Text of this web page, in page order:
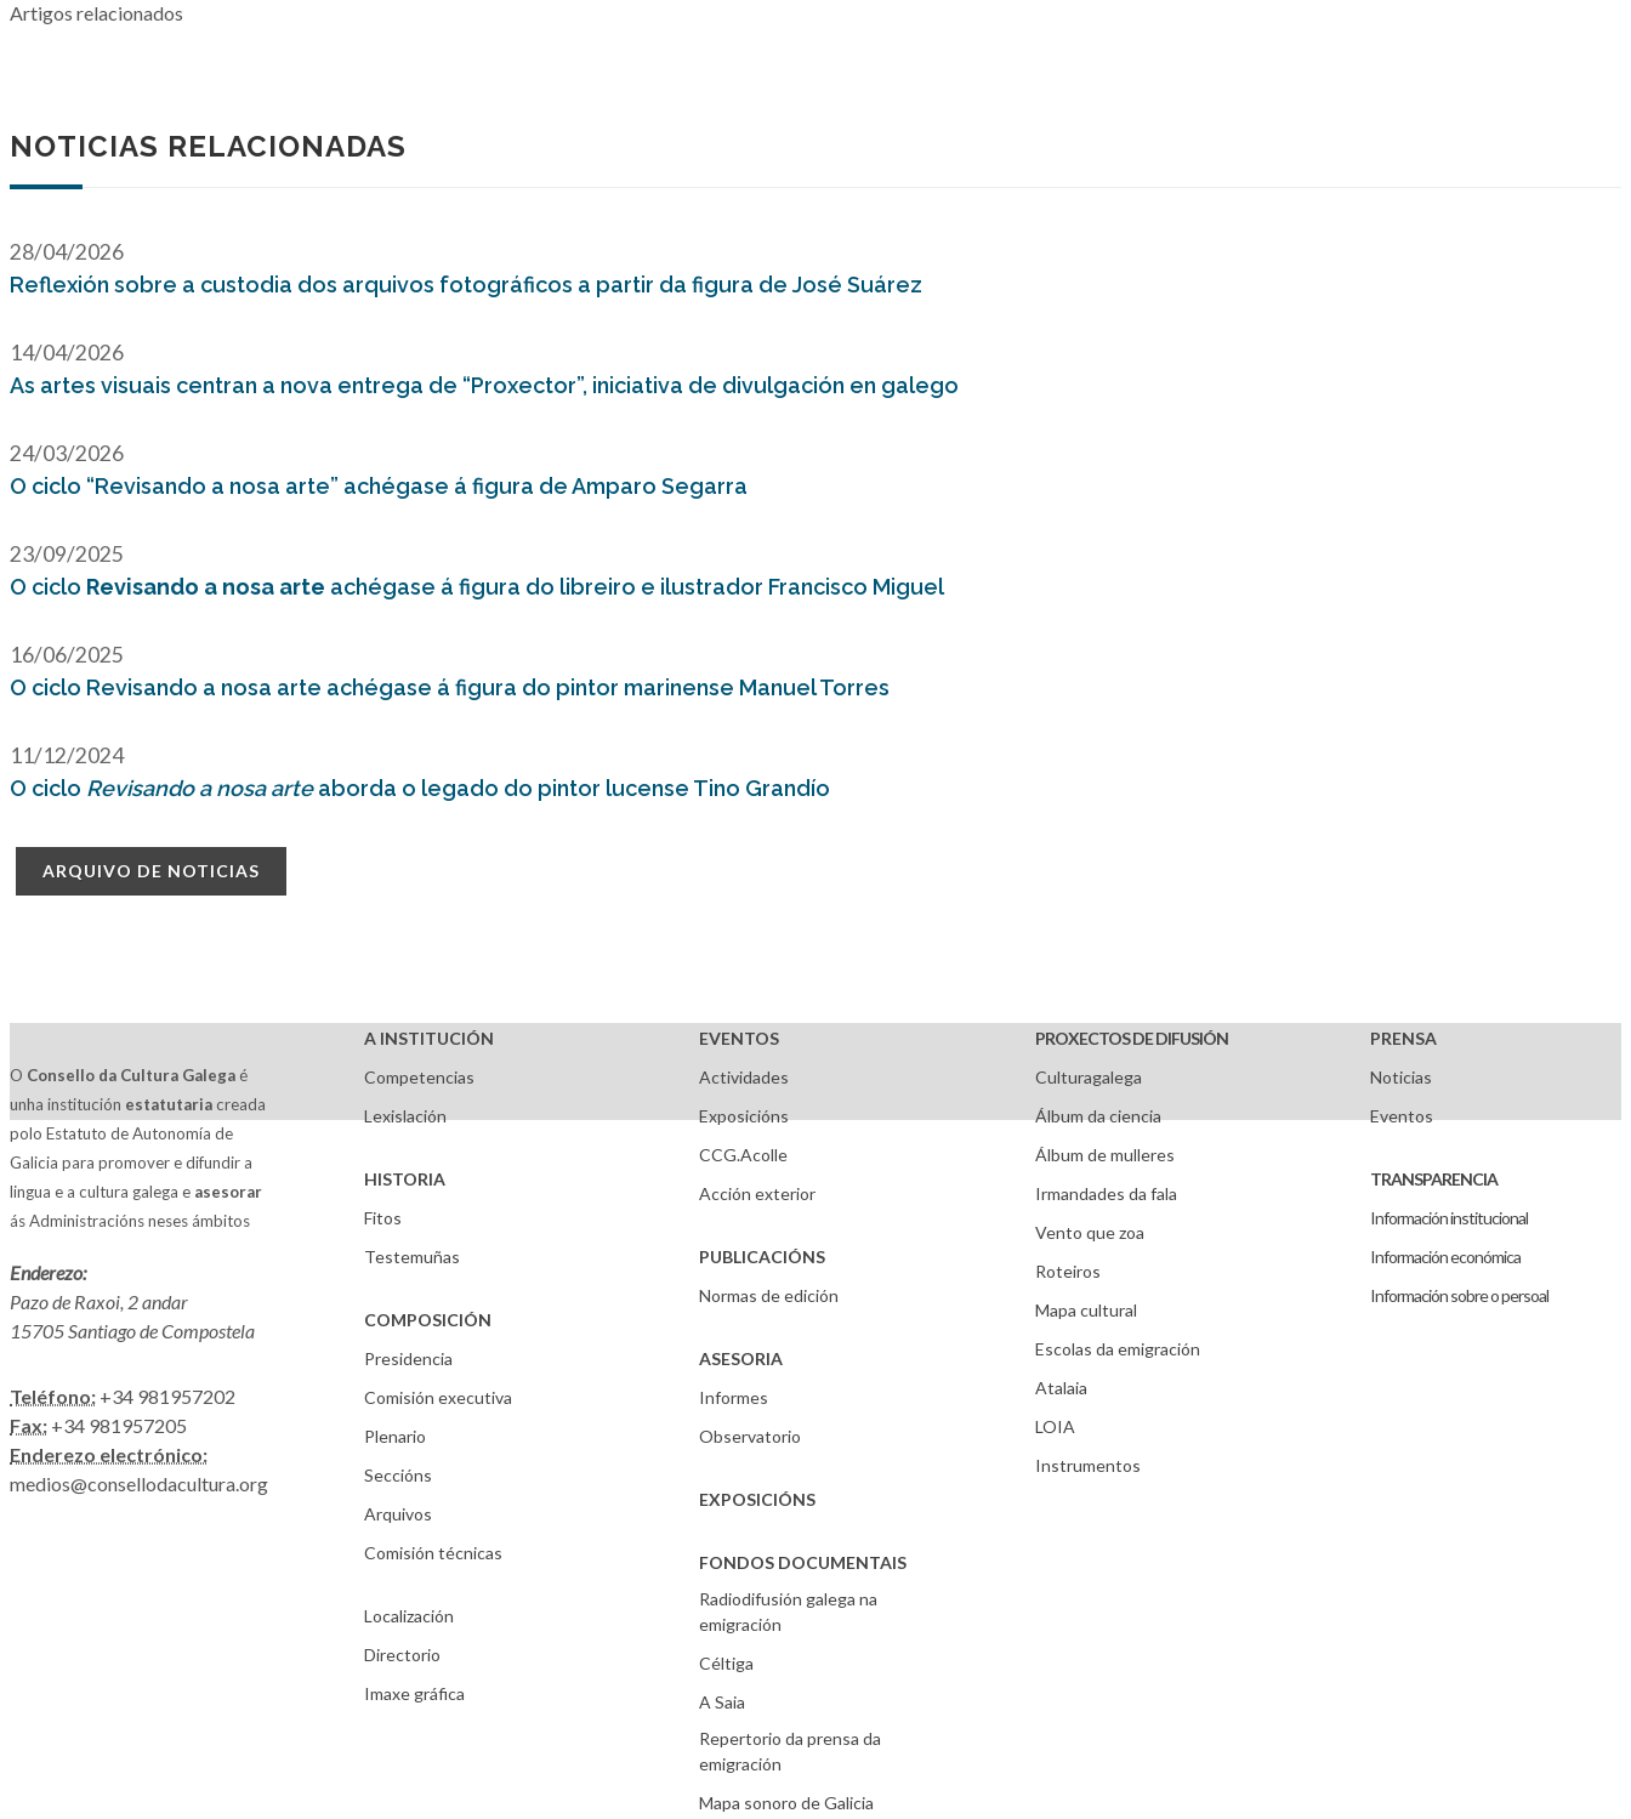
Artigos relacionados
NOTICIAS RELACIONADAS
28/04/2026
Reflexión sobre a custodia dos arquivos fotográficos a partir da figura de José Suárez
14/04/2026
As artes visuais centran a nova entrega de “Proxector”, iniciativa de divulgación en galego
24/03/2026
O ciclo “Revisando a nosa arte” achégase á figura de Amparo Segarra
23/09/2025
O ciclo Revisando a nosa arte achégase á figura do libreiro e ilustrador Francisco Miguel
16/06/2025
O ciclo Revisando a nosa arte achégase á figura do pintor marinense Manuel Torres
11/12/2024
O ciclo Revisando a nosa arteaborda o legado do pintor lucense Tino Grandío
ARQUIVO DE NOTICIAS
O Consello da Cultura Galega é
unha institución estatutariacreada
polo Estatuto de Autonomía de
Galicia para promover e difundir a
lingua e a cultura galega e asesorar
ás Administracións neses ámbitos
Enderezo:
Pazo de Raxoi, 2 andar
15705 Santiago de Compostela
Teléfono: +34 981957202
Fax: +34 981957205
Enderezo electrónico:
medios@consellodacultura.org
A INSTITUCIÓN
Competencias
Lexislación
HISTORIA
Fitos
Testemuñas
COMPOSICIÓN
Presidencia
Comisión executiva
Plenario
Seccións
Arquivos
Comisión técnicas
Localización
Directorio
Imaxe gráfica
EVENTOS
Actividades
Exposicións
CCG.Acolle
Acción exterior
PUBLICACIÓNS
Normas de edición
ASESORIA
Informes
Observatorio
EXPOSICIÓNS
FONDOS DOCUMENTAIS
Radiodifusión galega na
emigración
Céltiga
A Saia
Repertorio da prensa da
emigración
Mapa sonoro de Galicia
PROXECTOS DE DIFUSIÓN
Culturagalega
Álbum da ciencia
Álbum de mulleres
Irmandades da fala
Vento que zoa
Roteiros
Mapa cultural
Escolas da emigración
Atalaia
LOIA
Instrumentos
PRENSA
Noticias
Eventos
TRANSPARENCIA
Información institucional
Información económica
Información sobre o persoal